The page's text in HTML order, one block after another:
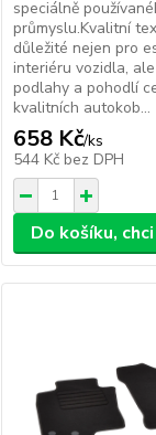
speciálně
průmyslu.Kvalitní
důležité nejen pro
interiéru vozidla,
podlahy a pohodlí
kvalitních autokob...
658 Kč/ks
544 Kč bez DPH
Do košíku,